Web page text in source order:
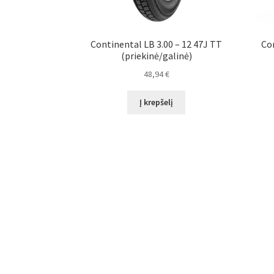
Continental LB 3.00 – 12 47J TT
(priekinė/galinė)
48,94€
Į krepšelį